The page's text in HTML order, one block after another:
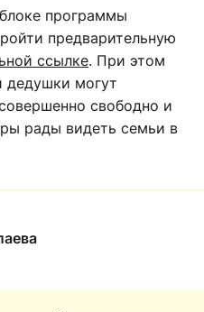
программы
предварительную
ссылке. При этом
дедушки могут
свободно и
рады видеть семьи в